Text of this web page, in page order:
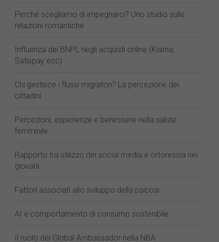
Perché scegliamo di impegnarci? Uno studio sulle
relazioni romantiche
Influenza dei BNPL negli acquisti online (Klarna,
Satispay ecc)
Chi gestisce i flussi migratori? La percezione dei
cittadini
Percezioni, esperienze e benessere nella salute
femminile
Rapporto tra utilizzo dei social media e ortoressia nei
giovani
Fattori associati allo sviluppo della psicosi
AI e comportamento di consumo sostenibile
Il ruolo dei Global Ambassador nella NBA